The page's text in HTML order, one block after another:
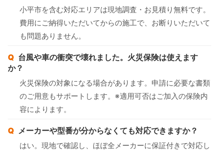
小平市を含む対応エリアは現地調査・お見積り無料です。
費用にご納得いただいてからの施工で、お断りいただいて
も問題ありません。
台風や車の衝突で壊れました。火災保険は使えます
か？
火災保険の対象になる場合があります。申請に必要な書類
のご用意もサポートします。※適用可否はご加入の保険内
容によります。
メーカーや型番が分からなくても対応できますか？
はい。現地で確認し、ほぼ全メーカーに保証付きで対応し